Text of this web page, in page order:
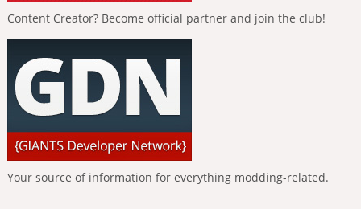
Content Creator? Become official partner and join the club!
Your source of information for everything modding-related.